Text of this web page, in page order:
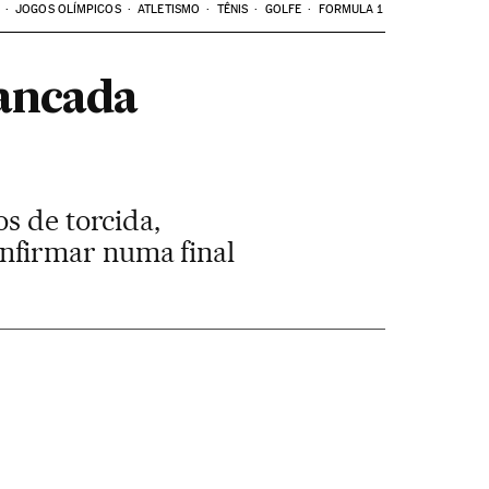
JOGOS OLÍMPICOS ATLETISMO TÊNIS GOLFE FORMULA 1
de torcida,
numa final